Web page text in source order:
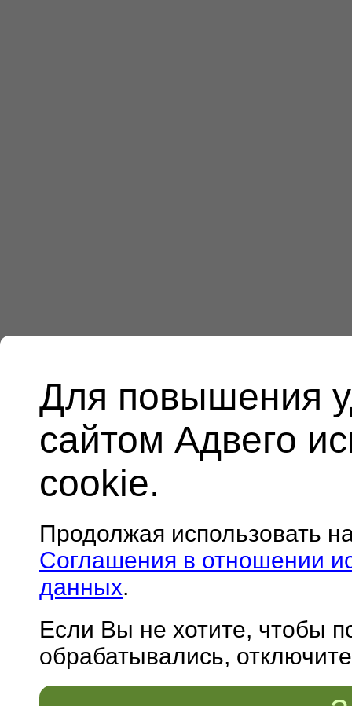
Для повышения
сайтом Адвего
cookie.
Продолжая использовать
Соглашения в отношении
данных.
Если Вы не хотите, чтобы
обрабатывались,